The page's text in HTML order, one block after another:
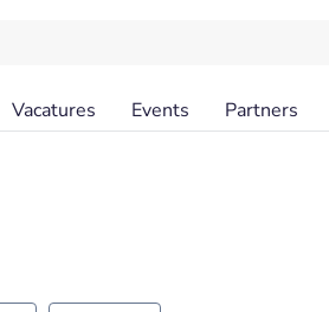
Vacatures Events Partners